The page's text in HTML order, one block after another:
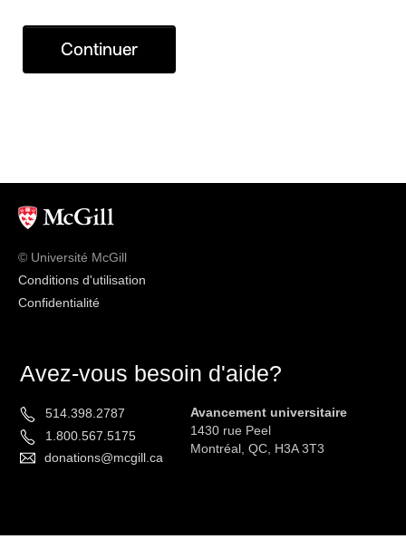
Continuer
© Université McGill
Conditions d'utilisation
Confidentialité
Avez-vous besoin d'aide?
514.398.2787
1.800.567.5175
donations@mcgill.ca
Avancement universitaire
1430 rue Peel
Montréal, QC, H3A 3T3